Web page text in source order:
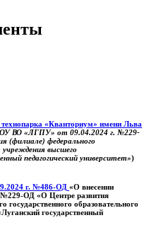
технопарка «Кванториум» имени Льва
ВО «ЛГПУ» от 09.04.2024 г. №229-
(филиале) федерального
учреждения высшего
педагогический университет»)
г. №486-ОД «О внесении
№229-ОД «О Центре развития
государственного образовательного
государственный